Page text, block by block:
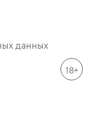
данных
18+